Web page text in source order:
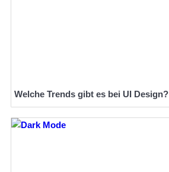
Welche Trends gibt es bei UI Design?